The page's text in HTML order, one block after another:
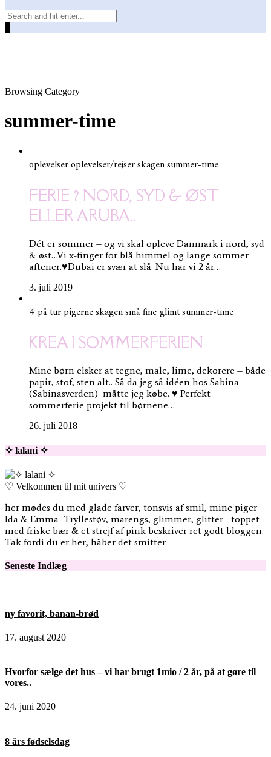
Browsing Category
summer-time
oplevelseroplevelser/rejserskagensummer-time
FERIE ? NORD, SYD & ØST
ELLER ARUBA..
Dét er sommer – og vi skal opleve Danmark i nord, syd
& øst…Vi x-finger for blå himmel og lange sommer
aftener.♥Dubai er svær at slå. Nu har vi 2 år…
3. juli 2019
4 på turpigerneskagensmå fine glimtsummer-time
KREA I SOMMERFERIEN
Mine børn elsker at tegne, male, lime, dekorere – både
papir, stof, sten alt.. Så da jeg så idéen hos Sabina
(Sabinasverden) måtte jeg købe. ♥ Perfekt
sommerferie projekt til børnene…
26. juli 2018
✧ lalani ✧
♡ Velkommen til mit univers ♡
her mødes du med glade farver, tonsvis af smil, mine piger
Ida & Emma -Tryllestøv, marengs, glimmer, glitter - toppet
med friske bær & et strejf af pink beskriver ret godt bloggen.
Tak fordi du er her, håber det smitter
Seneste Indlæg
ny favorit, banan-brød
17. august 2020
Hvorfor sælge det hus – vi har brugt 1mio / 2 år, på at gøre til
vores..
24. juni 2020
8 års fødselsdag